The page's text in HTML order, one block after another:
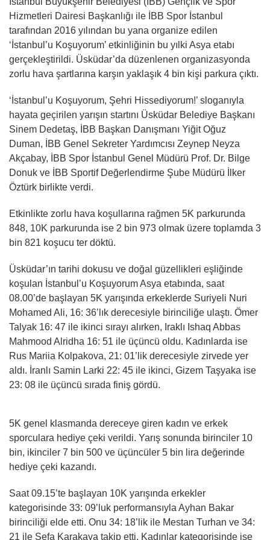
Hizmetleri Dairesi Başkanlığı ile İBB Spor İstanbul
tarafından 2016 yılından bu yana organize edilen
‘İstanbul’u Koşuyorum’ etkinliğinin bu yılki Asya etabı
gerçekleştirildi. Üsküdar’da düzenlenen organizasyonda
zorlu hava şartlarına karşın yaklaşık 4 bin kişi parkura çıktı.
‘İstanbul’u Koşuyorum, Şehri Hissediyorum!’ sloganıyla
hayata geçirilen yarışın startını Üsküdar Belediye Başkanı
Sinem Dedetaş, İBB Başkan Danışmanı Yiğit Oğuz
Duman, İBB Genel Sekreter Yardımcısı Zeynep Neyza
Akçabay, İBB Spor İstanbul Genel Müdürü Prof. Dr. Bilge
Donuk ve İBB Sportif Değerlendirme Şube Müdürü İlker
Öztürk birlikte verdi.
Etkinlikte zorlu hava koşullarına rağmen 5K parkurunda
848, 10K parkurunda ise 2 bin 973 olmak üzere toplamda 3
bin 821 koşucu ter döktü.
Üsküdar’ın tarihi dokusu ve doğal güzellikleri eşliğinde
koşulan İstanbul’u Koşuyorum Asya etabında, saat
08.00’de başlayan 5K yarışında erkeklerde Suriyeli Nuri
Mohamed Ali, 16: 36’lık derecesiyle birinciliğe ulaştı. Ömer
Talyak 16: 47 ile ikinci sırayı alırken, Iraklı Ishaq Abbas
Mahmood Alridha 16: 51 ile üçüncü oldu. Kadınlarda ise
Rus Mariia Kolpakova, 21: 01’lik derecesiyle zirvede yer
aldı. İranlı Samin Larki 22: 45 ile ikinci, Gizem Taşyaka ise
23: 08 ile üçüncü sırada finiş gördü.
5K genel klasmanda dereceye giren kadın ve erkek
sporculara hediye çeki verildi. Yarış sonunda birinciler 10
bin, ikinciler 7 bin 500 ve üçüncüler 5 bin lira değerinde
hediye çeki kazandı.
Saat 09.15’te başlayan 10K yarışında erkekler
kategorisinde 33: 09’luk performansıyla Ayhan Bakar
birinciliği elde etti. Onu 34: 18’lik ile Mestan Turhan ve 34:
21 ile Sefa Karakaya takip etti. Kadınlar kategorisinde ise